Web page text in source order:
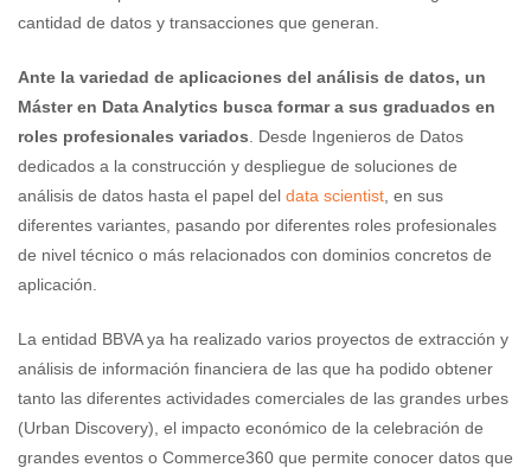
cantidad de datos y transacciones que generan.
Ante la variedad de aplicaciones del análisis de datos, un
Máster en Data Analytics busca formar a sus graduados en
roles profesionales variados . Desde Ingenieros de Datos
dedicados a la construcción y despliegue de soluciones de
análisis de datos hasta el papel del data scientist , en sus
diferentes variantes, pasando por diferentes roles profesionales
de nivel técnico o más relacionados con dominios concretos de
aplicación.
La entidad BBVA ya ha realizado varios proyectos de extracción y
análisis de información financiera de las que ha podido obtener
tanto las diferentes actividades comerciales de las grandes urbes
(Urban Discovery), el impacto económico de la celebración de
grandes eventos o Commerce360 que permite conocer datos que